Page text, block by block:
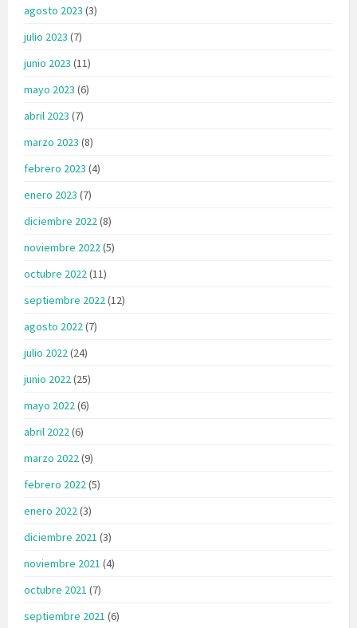
agosto 2023 (3)
julio 2023 (7)
junio 2023 (11)
mayo 2023 (6)
abril 2023 (7)
marzo 2023 (8)
febrero 2023 (4)
enero 2023 (7)
diciembre 2022(8)
noviembre 2022(5)
octubre 2022(11)
septiembre 2022(12)
agosto 2022(7)
julio 2022(24)
junio 2022(25)
mayo 2022(6)
abril 2022(6)
marzo 2022(9)
febrero 2022(5)
enero 2022(3)
diciembre 2021 (3)
noviembre 2021 (4)
octubre 2021 (7)
septiembre 2021 (6)